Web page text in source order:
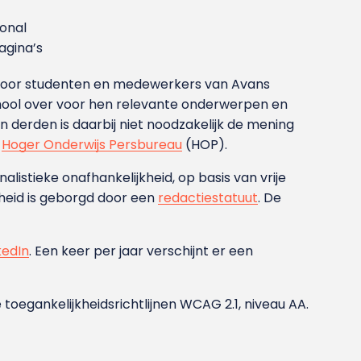
studenten en medewerkers van Avans
over voor hen relevante onderwerpen en
is daarbij niet noodzakelijk de mening
Hoger Onderwijs Persbureau (HOP).
onafhankelijkheid, op basis van vrije
is geborgd door een redactiestatuut. De
. Een keer per jaar verschijnt er een
WCAG 2.1, niveau AA.